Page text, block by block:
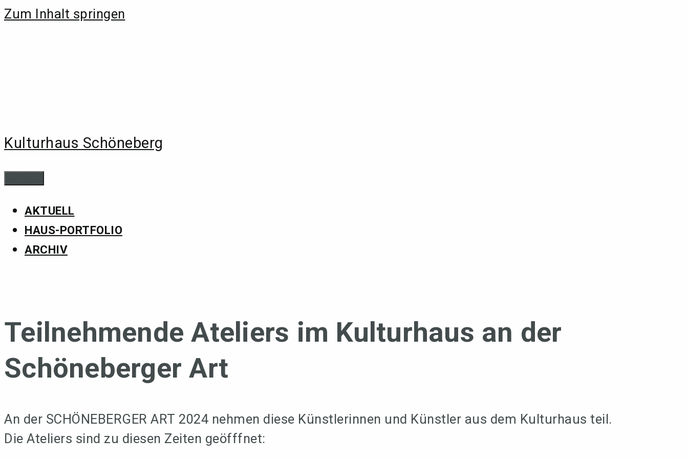
Zum Inhalt springen
Kulturhaus Schöneberg
AKTUELL
HAUS-PORTFOLIO
ARCHIV
Teilnehmende Ateliers im Kulturhaus an der
Schöneberger Art
An der SCHÖNEBERGER ART 2024 nehmen diese Künstlerinnen und Künstler aus dem Kulturhaus teil.
Die Ateliers sind zu diesen Zeiten geöfffnet: